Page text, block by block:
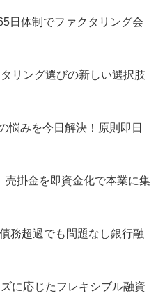
日体制でファクタリング会
リング選びの新しい選択肢
悩みを今日解決！原則即日
売掛金を即資金化で本業に集
務超過でも問題なし銀行融
に応じたフレキシブル融資